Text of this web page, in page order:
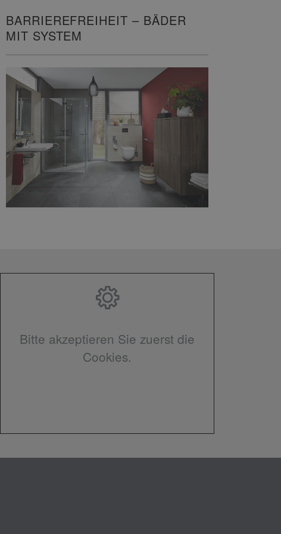
BARRIEREFREIHEIT – BÄDER
MIT SYSTEM
Bitte akzeptieren Sie zuerst die
Cookies.